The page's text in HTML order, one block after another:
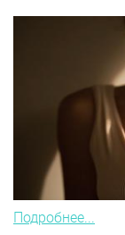
Подробнее...